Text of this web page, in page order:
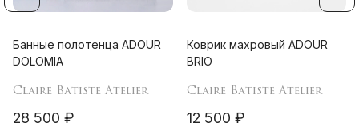
Банные полотенца ADOUR
DOLOMIA
Claire Batiste Atelier
28 500 ₽
Коврик махровый ADOUR
BRIO
Claire Batiste Atelier
12 500 ₽